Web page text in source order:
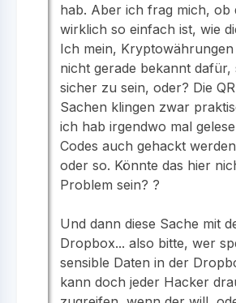
hab. Aber ich frag mich, ob
wirklich so einfach ist, wie
Ich mein, Kryptowährungen
nicht gerade bekannt dafür,
sicher zu sein, oder? Die
Sachen klingen zwar
ich hab irgendwo mal
Codes auch gehackt
oder so. Könnte das hier
Problem sein? ?
Und dann diese Sache mit
Dropbox... also bitte, wer
sensible Daten in der
kann doch jeder Hacker